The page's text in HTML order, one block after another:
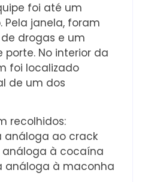
foi até um
Pela janela, foram
drogas e um
No interior da
foi localizado
de um dos
recolhidos:
análoga ao crack
análoga à cocaína
análoga à maconha